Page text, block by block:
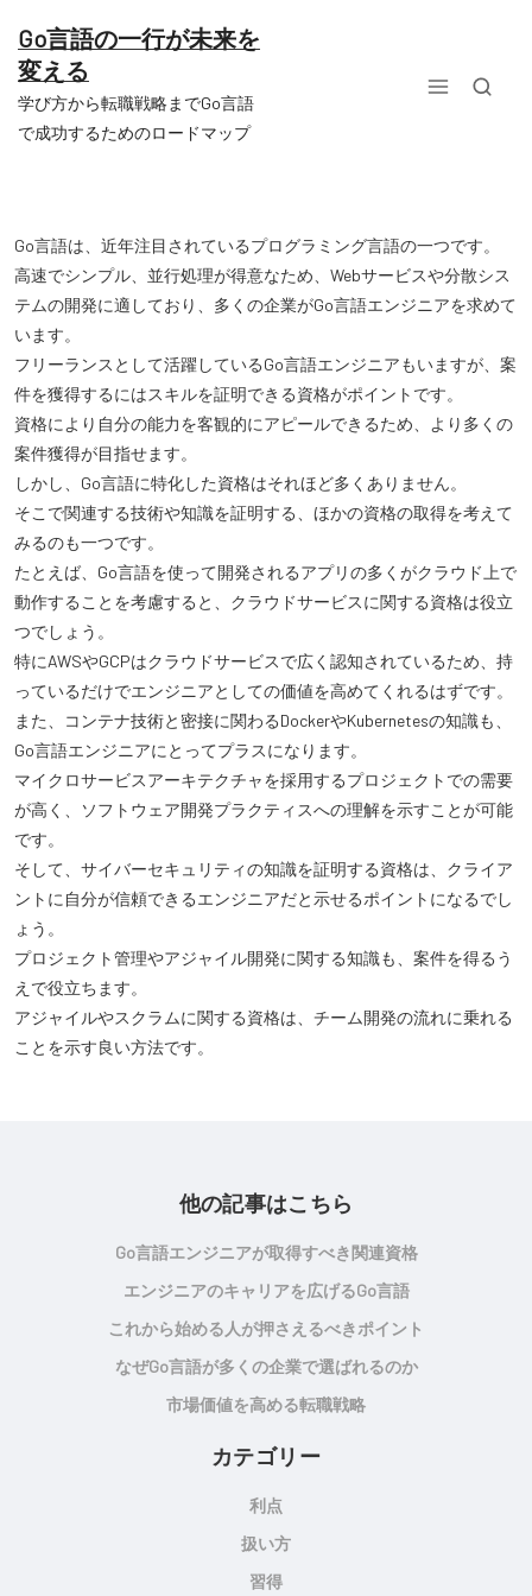
Go言語の一行が未来を
変える
学び方から転職戦略までGo言語
で成功するためのロードマップ
Go言語は、近年注目されているプログラミング言語の一つです。
高速でシンプル、並行処理が得意なため、Webサービスや分散シス
テムの開発に適しており、多くの企業がGo言語エンジニアを求めて
います。
フリーランスとして活躍しているGo言語エンジニアもいますが、案
件を獲得するにはスキルを証明できる資格がポイントです。
資格により自分の能力を客観的にアピールできるため、より多くの
案件獲得が目指せます。
しかし、Go言語に特化した資格はそれほど多くありません。
そこで関連する技術や知識を証明する、ほかの資格の取得を考えて
みるのも一つです。
たとえば、Go言語を使って開発されるアプリの多くがクラウド上で
動作することを考慮すると、クラウドサービスに関する資格は役立
つでしょう。
特にAWSやGCPはクラウドサービスで広く認知されているため、持
っているだけでエンジニアとしての価値を高めてくれるはずです。
また、コンテナ技術と密接に関わるDockerやKubernetesの知識も、
Go言語エンジニアにとってプラスになります。
マイクロサービスアーキテクチャを採用するプロジェクトでの需要
が高く、ソフトウェア開発プラクティスへの理解を示すことが可能
です。
そして、サイバーセキュリティの知識を証明する資格は、クライア
ントに自分が信頼できるエンジニアだと示せるポイントになるでし
ょう。
プロジェクト管理やアジャイル開発に関する知識も、案件を得るう
えで役立ちます。
アジャイルやスクラムに関する資格は、チーム開発の流れに乗れる
ことを示す良い方法です。
他の記事はこちら
Go言語エンジニアが取得すべき関連資格
エンジニアのキャリアを広げるGo言語
これから始める人が押さえるべきポイント
なぜGo言語が多くの企業で選ばれるのか
市場価値を高める転職戦略
カテゴリー
利点
扱い方
習得